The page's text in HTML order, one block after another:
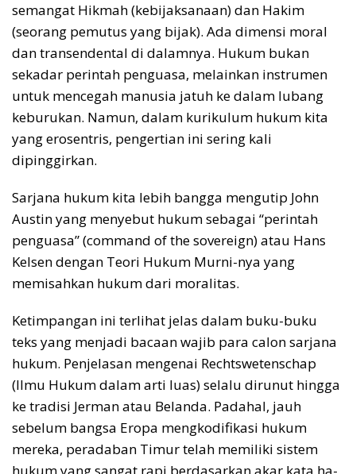
semangat Hikmah (kebijaksanaan) dan Hakim
(seorang pemutus yang bijak). Ada dimensi moral
dan transendental di dalamnya. Hukum bukan
sekadar perintah penguasa, melainkan instrumen
untuk mencegah manusia jatuh ke dalam lubang
keburukan. Namun, dalam kurikulum hukum kita
yang erosentris, pengertian ini sering kali
dipinggirkan.
Sarjana hukum kita lebih bangga mengutip John
Austin yang menyebut hukum sebagai “perintah
penguasa” (command of the sovereign) atau Hans
Kelsen dengan Teori Hukum Murni-nya yang
memisahkan hukum dari moralitas.
Ketimpangan ini terlihat jelas dalam buku-buku
teks yang menjadi bacaan wajib para calon sarjana
hukum. Penjelasan mengenai Rechtswetenschap
(Ilmu Hukum dalam arti luas) selalu dirunut hingga
ke tradisi Jerman atau Belanda. Padahal, jauh
sebelum bangsa Eropa mengkodifikasi hukum
mereka, peradaban Timur telah memiliki sistem